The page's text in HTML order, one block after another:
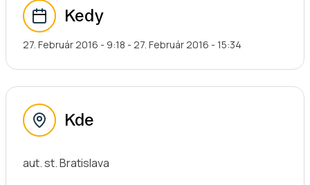
Kedy
27. Február 2016 - 9:18 - 27. Február 2016 - 15:34
Kde
aut. st. Bratislava